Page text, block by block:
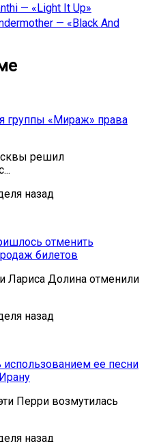
— «Light It Up»
— «Black And
группы «Мираж» права
решил
назад
отменить
билетов
Лариса Долина отменили
назад
ее песни
Перри возмутилась
назад